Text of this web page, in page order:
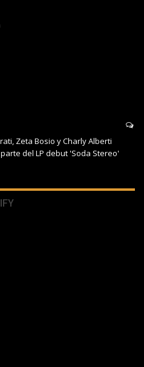
Zeta Bosio y Charly Alberti
del LP debut 'Soda Stereo'